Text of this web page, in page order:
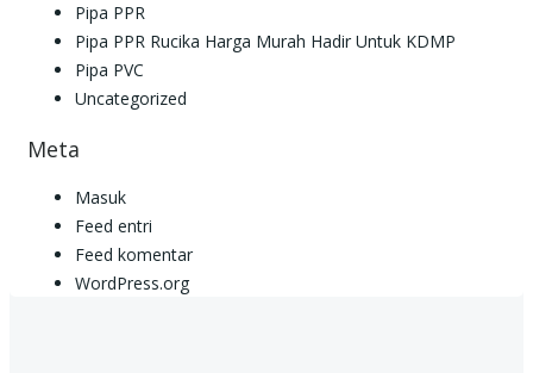
Pipa PPR
Pipa PPR Rucika Harga Murah Hadir Untuk KDMP
Pipa PVC
Uncategorized
Meta
Masuk
Feed entri
Feed komentar
WordPress.org